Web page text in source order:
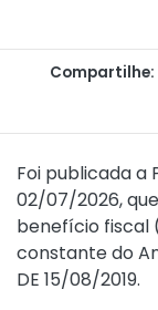
Compartilhe:
Foi publicada a
02/07/2026,
benefício fiscal
constante do
DE 15/08/2019.